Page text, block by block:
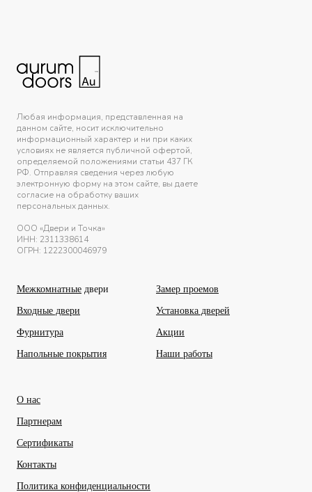
Любая информация, представленная на
данном сайте, носит исключительно
информационный характер и ни при каких
условиях не является публичной офертой,
определяемой положениями статьи 437 ГК
РФ. Отправляя сведения через любую
электронную форму на этом сайте, вы даете
согласие на обработку ваших
персональных данных.
ООО «Двери и Точка»
ИНН: 2311338614
ОГРН: 1222300046979
Межкомнатные двери
Входные двери
Фурнитура
Напольные покрытия
Замер проемов
Установка дверей
Акции
Наши работы
О нас
Партнерам
Сертификаты
Контакты
Политика конфиденциальности